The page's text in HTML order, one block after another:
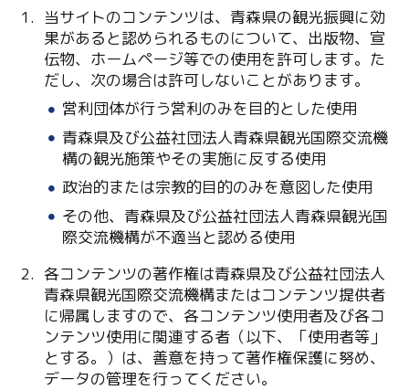
当サイトのコンテンツは、青森県の観光振興に効
果があると認められるものについて、出版物、宣
伝物、ホームページ等での使用を許可します。た
だし、次の場合は許可しないことがあります。
営利団体が行う営利のみを目的とした使用
青森県及び公益社団法人青森県観光国際交流機
構の観光施策やその実施に反する使用
政治的または宗教的目的のみを意図した使用
その他、青森県及び公益社団法人青森県観光国
際交流機構が不適当と認める使用
各コンテンツの著作権は青森県及び公益社団法人
青森県観光国際交流機構またはコンテンツ提供者
に帰属しますので、各コンテンツ使用者及び各コ
ンテンツ使用に関連する者（以下、「使用者等」
とする。）は、善意を持って著作権保護に努め、
データの管理を行ってください。
Twitter
Facebook
Line
Copy URL